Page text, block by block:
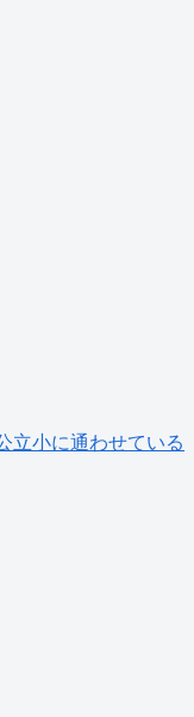
立小に通わせている